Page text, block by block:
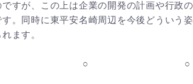
ですが、この上は企業の開発の計画や行政
す。同時に東平安名崎周辺を今後どういう
ます。
○ ○